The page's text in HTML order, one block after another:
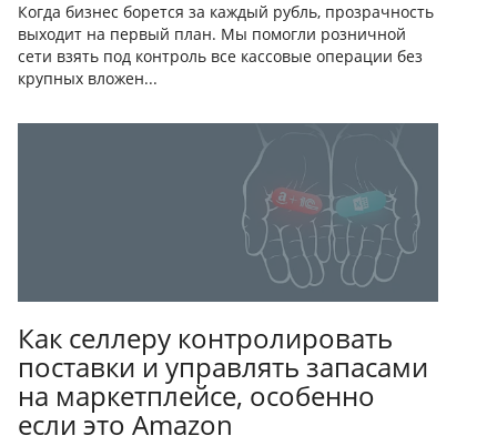
Когда бизнес борется за каждый рубль, прозрачность
выходит на первый план. Мы помогли розничной
сети взять под контроль все кассовые операции без
крупных вложен...
Как селлеру контролировать
поставки и управлять запасами
на маркетплейсе, особенно
если это Amazon